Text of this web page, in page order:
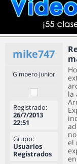
mike747
Gimpero Junior
Registrado:
26/7/2013
22:51
Grupo:
Usuarios
Registrados
la
el